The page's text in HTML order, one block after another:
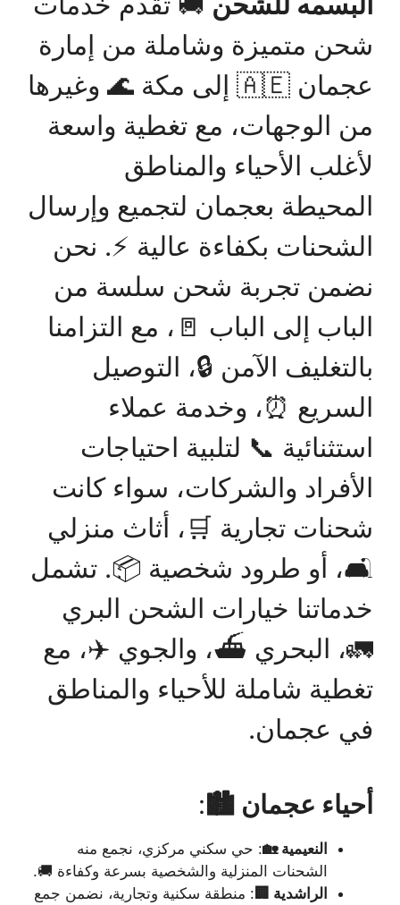
شحن متميزة وشاملة من إمارة
عجمان 🇦🇪 إلى مكة 🌊 وغيرها
من الوجهات، مع تغطية واسعة
لأغلب الأحياء والمناطق
المحيطة بعجمان لتجميع وإرسال
الشحنات بكفاءة عالية ⚡. نحن
نضمن تجربة شحن سلسة من
الباب إلى الباب 🚪، مع التزامنا
بالتغليف الآمن 🔒، التوصيل
السريع ⏰، وخدمة عملاء
استثنائية 📞 لتلبية احتياجات
الأفراد والشركات، سواء كانت
شحنات تجارية 🛒، أثاث منزلي
🛋️، أو طرود شخصية 📦. تشمل
خدماتنا خيارات الشحن البري
🚛، البحري ⛴️، والجوي ✈️، مع
تغطية شاملة للأحياء والمناطق
في عجمان.
أحياء عجمان 🏙️:
النعيمية 🏡: حي سكني مركزي، نجمع منه
الشحنات المنزلية والشخصية بسرعة وكفاءة 🚚.
الراشدية 🏢 : منطقة سكنية وتجارية، نضمن جمع